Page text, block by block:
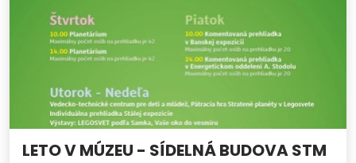
LETO V MÚZEU - SÍDELNÁ BUDOVA STM